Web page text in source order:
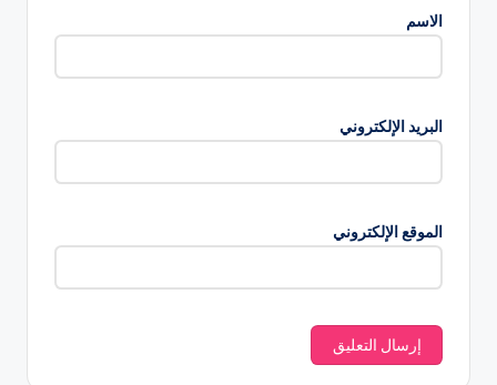
الاسم
البريد الإلكتروني
الموقع الإلكتروني